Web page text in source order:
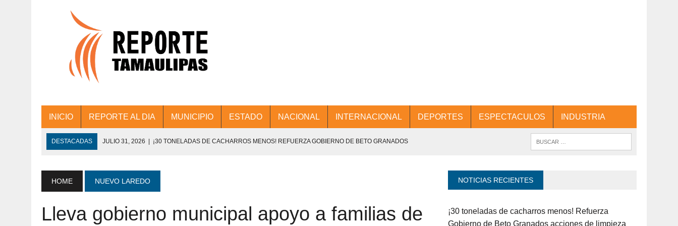
INICIO REPORTE AL DIA MUNICIPIO ESTADO NACIONAL INTERNACIONAL DEPORTES ESPECTACULOS INDUSTRIA
DESTACADAS JULIO 31, 2026 | ¡30 TONELADAS DE CACHARROS MENOS! REFUERZA GOBIERNO DE BETO GRANADOS
JULIO 30, 2026 | 💧🚰 ¡AGUA PARA LA COMUNIDAD!
JULIO 30, 2026 ¡TRABAJO EN EQUIPO Y RESULTADOS! ENCABEZA BETO GRANADOS MESA DE TRABAJO CON PRESIDENTES
HOME NUEVO LAREDO
Lleva gobierno municipal apoyo a familias de
NOTICIAS RECIENTES
¡30 toneladas de cacharros menos! Refuerza
Gobierno de Beto Granados acciones de limpieza